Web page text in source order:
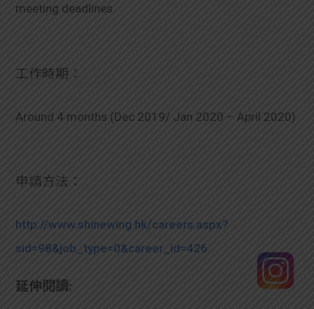
meeting deadlines
工作時期：
Around 4 months (Dec 2019/ Jan 2020 – April 2020)
申請方法：
http://www.shinewing.hk/careers.aspx?
sid=98&job_type=0&career_id=426
延伸閱讀: